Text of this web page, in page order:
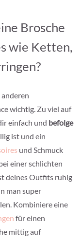
Brosche
wie Ketten,
wichtig. Zu viel auf
einfach und befolge
ist und ein
und Schmuck
einer schlichten
deines Outfits ruhig
man super
Kombiniere eine
für einen
mittig auf